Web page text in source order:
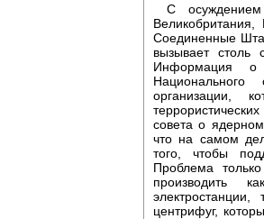
С
Соединенные
вызывает столь
Информация о
Национального
организации,
совета о
что на самом
того, чтобы
Проблема
производить
центрифуг,